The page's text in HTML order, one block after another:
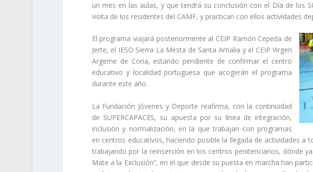
un mes en las aulas, y que tendrá su conclusión con el Día de los
visita de los residentes del CAMF, y practican con ellos actividades
El programa viajará posteriormente al CEIP Ramón Cepeda de
Jerte, el IESO Sierra La Mesta de Santa Amalia y el CEIP Virgen
Argeme de Coria, estando pendiente de confirmar el centro
educativo y localidad portuguesa que acogerán el programa
durante este año.
La Fundación Jóvenes y Deporte reafirma, con la continuidad
de SUPERCAPACES, su apuesta por su línea de integración,
inclusión y normalización, en la que trabajan con programas
en centros educativos, haciendo posible la llegada de actividades a
trabajando por la reinserción en los centros penitenciarios, dónde
Mate a la Exclusión”, en el que desde su puesta en marcha han